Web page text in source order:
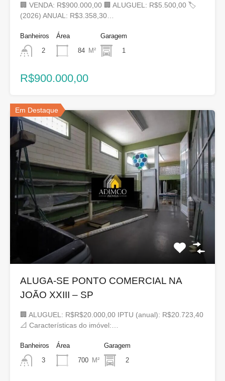
🏢 VENDA: R$900.000,00 🏢 ALUGUEL: R$5.500,00 🏷
(2026) ANUAL: R$3.358,30…
Banheiros
2
Área
84 M²
Garagem
1
R$900.000,00
Em Destaque
ALUGA-SE PONTO COMERCIAL NA
JOÃO XXIII – SP
🏢 ALUGUEL: R$R$20.000,00 IPTU (anual): R$20.723,40
📐 Características do imóvel:…
Banheiros
3
Área
700 M²
Garagem
2